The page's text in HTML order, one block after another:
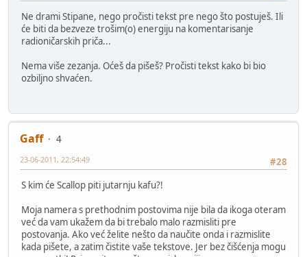
Ne drami Stipane, nego pročisti tekst pre nego što postuješ. Ili
će biti da bezveze trošim(o) energiju na komentarisanje
radioničarskih priča...
Nema više zezanja. Oćeš da pišeš? Pročisti tekst kako bi bio
ozbiljno shvaćen.
Gaff
4
#28
23-06-2011, 22:54:49
S kim će Scallop piti jutarnju kafu?!
Moja namera s prethodnim postovima nije bila da ikoga oteram
već da vam ukažem da bi trebalo malo razmisliti pre
postovanja. Ako već želite nešto da naučite onda i razmislite
kada pišete, a zatim čistite vaše tekstove. Jer bez čišćenja mogu